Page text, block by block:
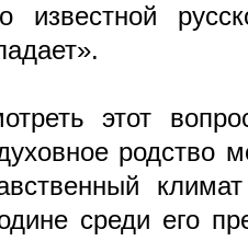
известной
этот
родство
среди его